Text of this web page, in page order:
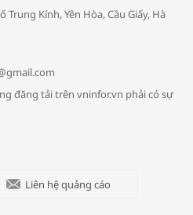
tư vấn cách phòng tránh bệnh
hô hấp trong thời tiết giao mùa
thương cho em
Kính, Yên Hòa, Cầu Giấy, Hà
đăng tải trên vninfor.vn phải có sự
Liên hệ quảng cáo